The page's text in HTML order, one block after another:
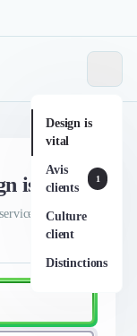
Design is
vital
Avis
clients
1
Culture
client
Distinctions
is vital
de votre